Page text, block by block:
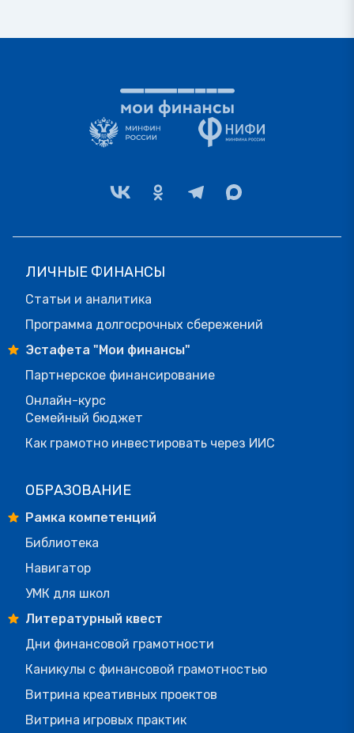
ЛИЧНЫЕ ФИНАНСЫ
Статьи и аналитика
Программа долгосрочных сбережений
Эстафета "Мои финансы"
Партнерское финансирование
Онлайн-курс
Семейный бюджет
Как грамотно инвестировать через ИИС
ОБРАЗОВАНИЕ
Рамка компетенций
Библиотека
Навигатор
УМК для школ
Литературный квест
Дни финансовой грамотности
Каникулы с финансовой грамотностью
Витрина креативных проектов
Витрина игровых практик